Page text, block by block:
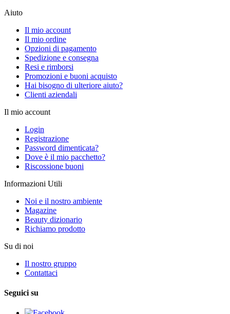
Aiuto
Il mio account
Il mio ordine
Opzioni di pagamento
Spedizione e consegna
Resi e rimborsi
Promozioni e buoni acquisto
Hai bisogno di ulteriore aiuto?
Clienti aziendali
Il mio account
Login
Registrazione
Password dimenticata?
Dove è il mio pacchetto?
Riscossione buoni
Informazioni Utili
Noi e il nostro ambiente
Magazine
Beauty dizionario
Richiamo prodotto
Su di noi
Il nostro gruppo
Contattaci
Seguici su